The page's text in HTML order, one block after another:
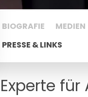
BIOGRAFIE MEDIEN
PRESSE & LINKS
Experte